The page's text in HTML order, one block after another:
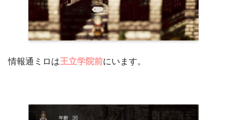
情報通ミロは王立学院前にいます。